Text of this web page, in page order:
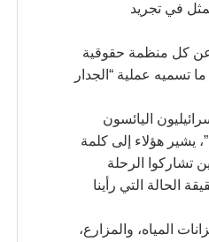
في تجريد
عن كل منظمة حقوقية
تسميه عملية “الجدار
اليائسون
يشير هؤلاء إلى كلمة
تشاركوا الرحلة
الحالة التي رأينا
المياه، والمزارع،